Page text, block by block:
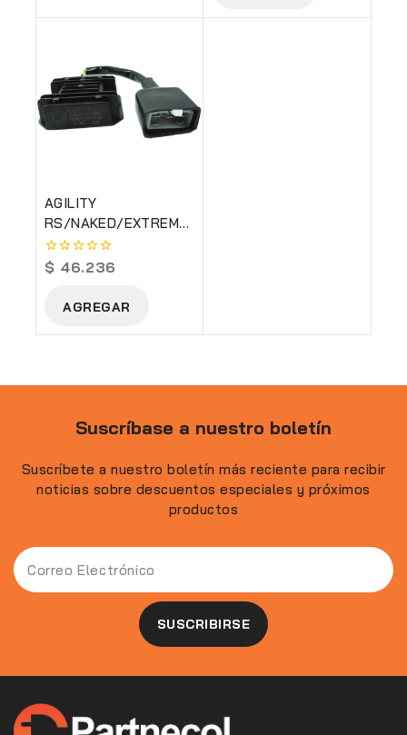
AGILITY
RS/NAKED/EXTREME/FLY/CITY
150
0
out
$ 46.236
AGREGAR
Suscríbase a nuestro boletín
Suscríbete a nuestro boletín más reciente para recibir
noticias sobre descuentos especiales y próximos
productos